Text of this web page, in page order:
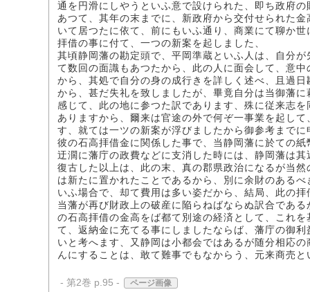
通を円滑にしやうといふ意で設けられた、即ち政府
あつて、其年の末までに、新政府から交付せられた
いて居つたに依て、前にもいふ通り、商業にて聊か
拝借の事に付て、一つの新案を起しました、
其頃静岡藩の勘定頭で、平岡準蔵といふ人は、自分
て数回の面識もあつたから、此の人に面会して、意
から、其処で自分の身の成行きを詳しく述べ、且過
から、甚だ失礼を致しましたが、畢竟自分は当御藩
感じて、此の地に参つた訳であります、殊に従来志
ありますから、爾来は官途の外で何ぞ一事業を起し
す、就ては一ツの新案が浮びましたから御参考まで
彼の石高拝借金に関係した事で、当静岡藩に於ての
迂濶に藩庁の政費などに支消した時には、静岡藩は
復古した以上は、此の末、真の郡県政治になるが当
は新たに置かれたことであるから、別に余財のある
いふ場合で、却て費用は多い姿だから、結局、此の
当藩が再び財政上の破産に陥らねばならぬ訳合であ
の石高拝借の金高をば都て別途の経済として、これ
て、返納金に充てる事にしましたならば、藩庁の御
いと考へます、又静岡は小都会ではあるが随分相応
んにすることは、敢て難事でもなからう、元来商売
- 第2巻 p.95 - ページ画像